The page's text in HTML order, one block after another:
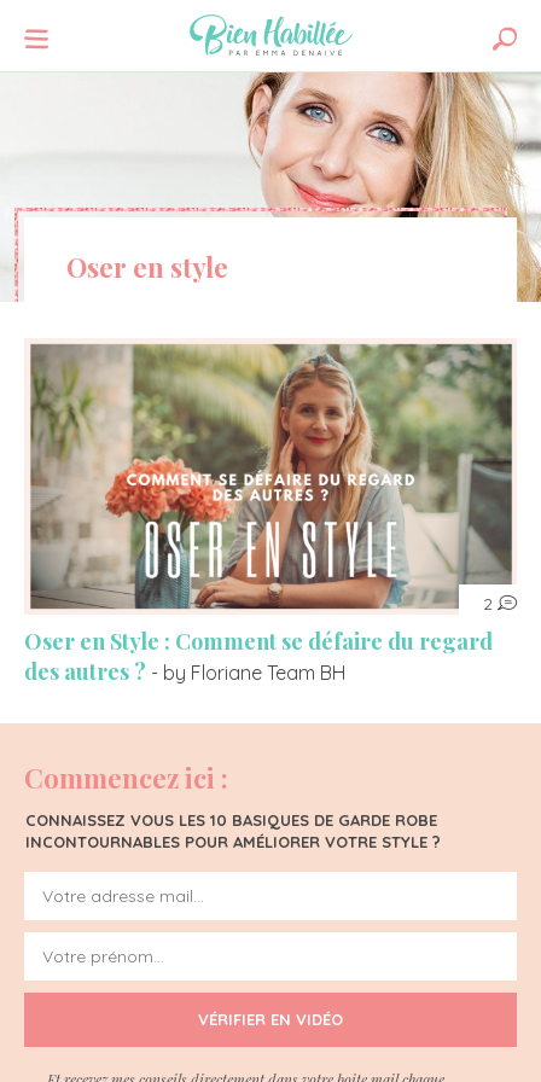
Oser en style
2
Oser en Style : Comment se défaire du regard
des autres ? - by Floriane Team BH
Commencez ici :
CONNAISSEZ VOUS LES 10 BASIQUES DE GARDE ROBE
INCONTOURNABLES POUR AMÉLIORER VOTRE STYLE ?
VÉRIFIER EN VIDÉO